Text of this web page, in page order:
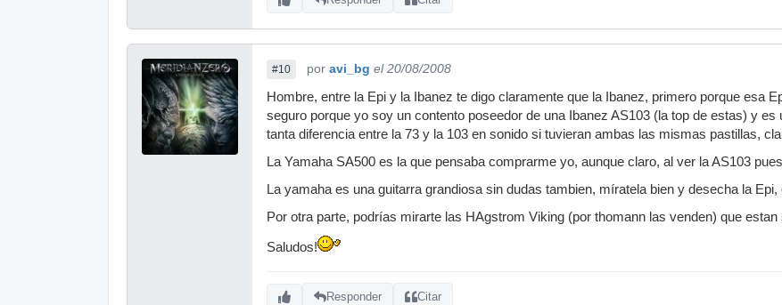
#10 por avi_bg el 20/08/2008
Hombre, entre la Epi y la Ibanez te digo claramente que la Ibanez, primero porque esa
seguro porque yo soy un contento poseedor de una Ibanez AS103 (la top de estas) y
tanta diferencia entre la 73 y la 103 en sonido si tuvieran ambas las mismas pastillas,
La Yamaha SA500 es la que pensaba comprarme yo, aunque claro, al ver la AS103
La yamaha es una guitarra grandiosa sin dudas tambien, míratela bien y desecha la
Por otra parte, podrías mirarte las HAgstrom Viking (por thomann las venden) que
Saludos!
Responder Citar